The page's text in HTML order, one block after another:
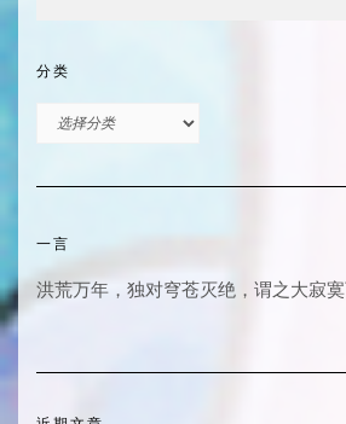
分类
一言
洪荒万年，独对穹苍灭绝，谓之大寂寞